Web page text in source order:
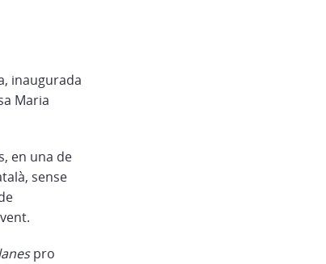
inaugurada
Maria
en una de
sense
pro